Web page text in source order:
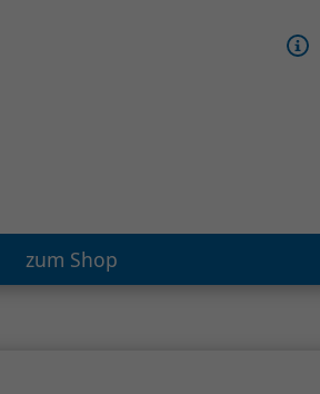
zum Shop